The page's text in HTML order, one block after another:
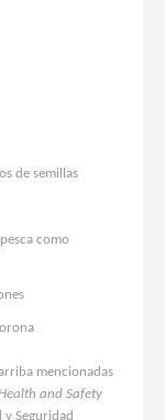
de semillas
como
mencionadas
and Safety
y Seguridad